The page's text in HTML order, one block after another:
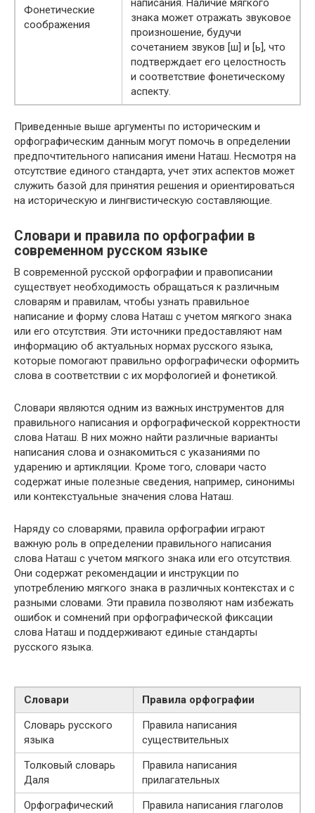
Фонетические
соображения
написания. Наличие мягкого
знака может отражать звуковое
произношение, будучи
сочетанием звуков [ш] и [ь], что
подтверждает его целостность
и соответствие фонетическому
аспекту.
Приведенные выше аргументы по историческим и
орфографическим данным могут помочь в определении
предпочтительного написания имени Наташ. Несмотря на
отсутствие единого стандарта, учет этих аспектов может
служить базой для принятия решения и ориентироваться
на историческую и лингвистическую составляющие.
Словари и правила по орфографии в
современном русском языке
В современной русской орфографии и правописании
существует необходимость обращаться к различным
словарям и правилам, чтобы узнать правильное
написание и форму слова Наташ с учетом мягкого знака
или его отсутствия. Эти источники предоставляют нам
информацию об актуальных нормах русского языка,
которые помогают правильно орфографически оформить
слова в соответствии с их морфологией и фонетикой.
Словари являются одним из важных инструментов для
правильного написания и орфографической корректности
слова Наташ. В них можно найти различные варианты
написания слова и ознакомиться с указаниями по
ударению и артикляции. Кроме того, словари часто
содержат иные полезные сведения, например, синонимы
или контекстуальные значения слова Наташ.
Наряду со словарями, правила орфографии играют
важную роль в определении правильного написания
слова Наташ с учетом мягкого знака или его отсутствия.
Они содержат рекомендации и инструкции по
употреблению мягкого знака в различных контекстах и с
разными словами. Эти правила позволяют нам избежать
ошибок и сомнений при орфографической фиксации
слова Наташ и поддерживают единые стандарты
русского языка.
Словари
Правила орфографии
Словарь русского
языка
Правила написания
существительных
Толковый словарь
Даля
Правила написания
прилагательных
Орфографический
Правила написания глаголов